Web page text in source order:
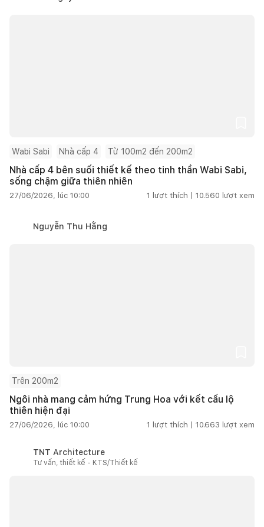
Wabi Sabi Nhà cấp 4 Từ 100m2 đến 200m2
Nhà cấp 4 bên suối thiết kế theo tinh thần Wabi Sabi,
sống chậm giữa thiên nhiên
27/06/2026, lúc 10:00 1 lượt thích | 10.560 lượt xem
Nguyễn Thu Hằng
Trên 200m2
Ngôi nhà mang cảm hứng Trung Hoa với kết cấu lộ
thiên hiện đại
27/06/2026, lúc 10:00 1 lượt thích | 10.663 lượt xem
TNT Architecture
Tư vấn, thiết kế - KTS/Thiết kế